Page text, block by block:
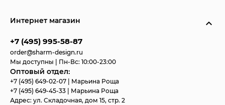
Интернет магазин
+7 (495) 995-58-87
order@sharm-design.ru
Мы доступны | Пн-Вс: 10:00-23:00
Оптовый отдел:
+7 (495) 649-02-07
| Марьина Роща
+7 (495) 649-45-33
| Марьина Роща
Адрес: ул. Складочная, дом 15, стр. 2